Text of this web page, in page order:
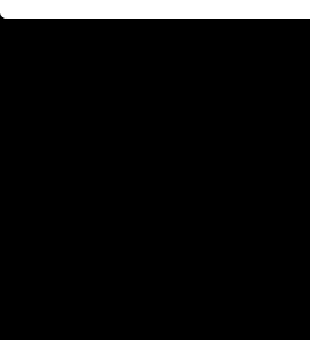
Pottera přišla s ráznou